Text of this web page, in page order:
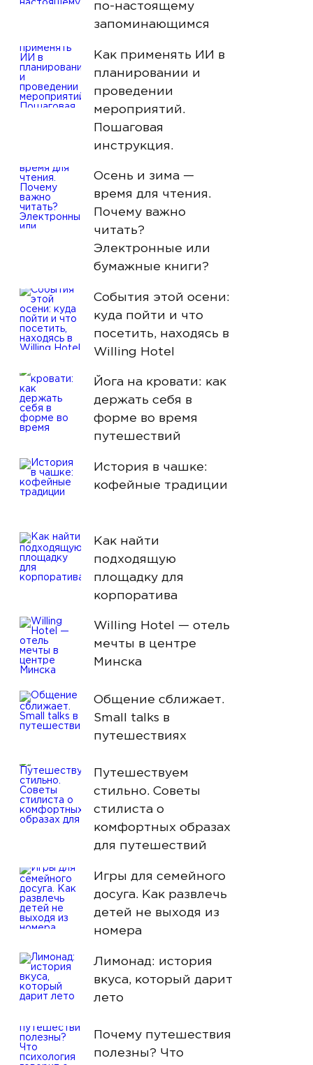
по-настоящему
запоминающимся
Как применять ИИ в
планировании и
проведении
мероприятий.
Пошаговая
инструкция.
Осень и зима —
время для чтения.
Почему важно
читать?
Электронные или
бумажные книги?
События этой осени:
куда пойти и что
посетить, находясь в
Willing Hotel
Йога на кровати: как
держать себя в
форме во время
путешествий
История в чашке:
кофейные традиции
Как найти
подходящую
площадку для
корпоратива
Willing Hotel — отель
мечты в центре
Минска
Общение сближает.
Small talks в
путешествиях
Путешествуем
стильно. Советы
стилиста о
комфортных образах
для путешествий
Игры для семейного
досуга. Как развлечь
детей не выходя из
номера
Лимонад: история
вкуса, который дарит
лето
Почему путешествия
полезны? Что